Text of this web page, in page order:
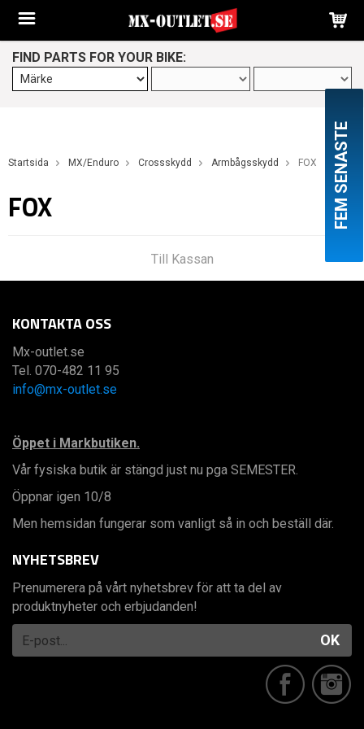
FIND PARTS FOR YOUR BIKE:
Startsida MX/Enduro Crossskydd Armbågsskydd FOX
FOX
Till Kassan
FEM SENASTE
KONTAKTA OSS
Mx-outlet.se
Tel. 070-482 11 95
info@mx-outlet.se
Öppet i Markbutiken.
Vår fysiska butik är stängd just nu pga SEMESTER.
Öppnar igen 10/8
Men hemsidan fungerar som vanligt så in och beställ där.
NYHETSBREV
Prenumerera på vårt nyhetsbrev för att ta del av
produktnyheter och erbjudanden!
OK